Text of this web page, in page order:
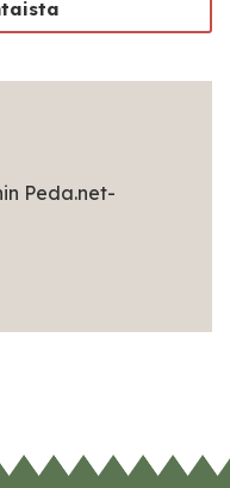
Peda.net-